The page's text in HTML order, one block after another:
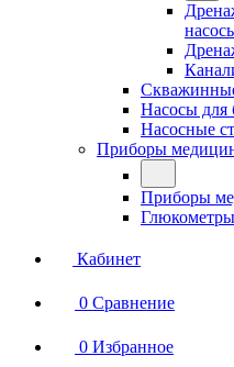
Насосы для
Насосные
Приборы
Приборы
Кабинет
0 Сравнение
0 Избранное